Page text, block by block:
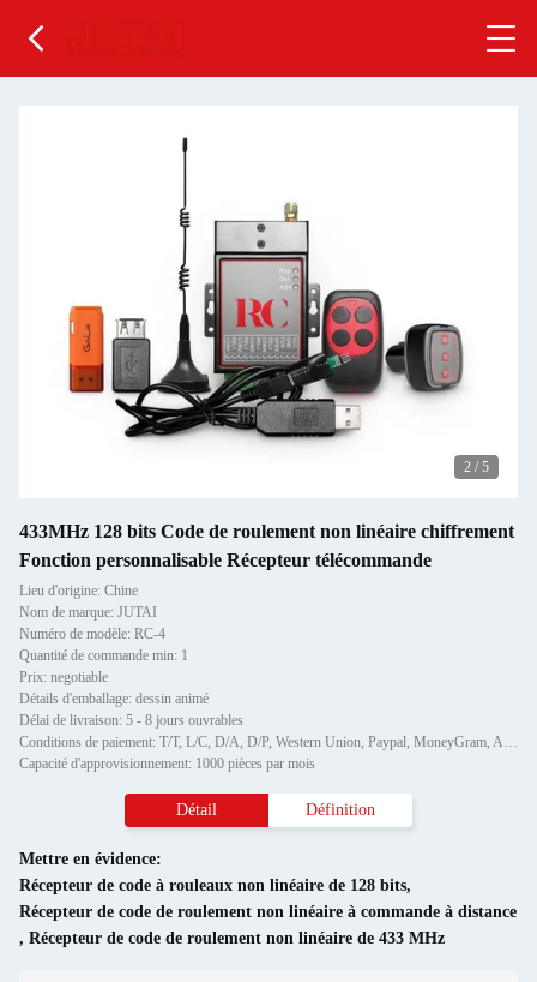
2 / 5
433MHz 128 bits Code de roulement non linéaire chiffrement
Fonction personnalisable Récepteur télécommande
Lieu d'origine: Chine
Nom de marque: JUTAI
Numéro de modèle: RC-4
Quantité de commande min: 1
Prix: negotiable
Détails d'emballage: dessin animé
Délai de livraison: 5 - 8 jours ouvrables
Conditions de paiement: T/T, L/C, D/A, D/P, Western Union, Paypal, MoneyGram, Alipay
Capacité d'approvisionnement: 1000 pièces par mois
Détail Définition
Mettre en évidence:
Récepteur de code à rouleaux non linéaire de 128 bits,
Récepteur de code de roulement non linéaire à commande à distance
, Récepteur de code de roulement non linéaire de 433 MHz